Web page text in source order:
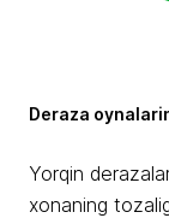
Deraza
Yorqin
xonaning